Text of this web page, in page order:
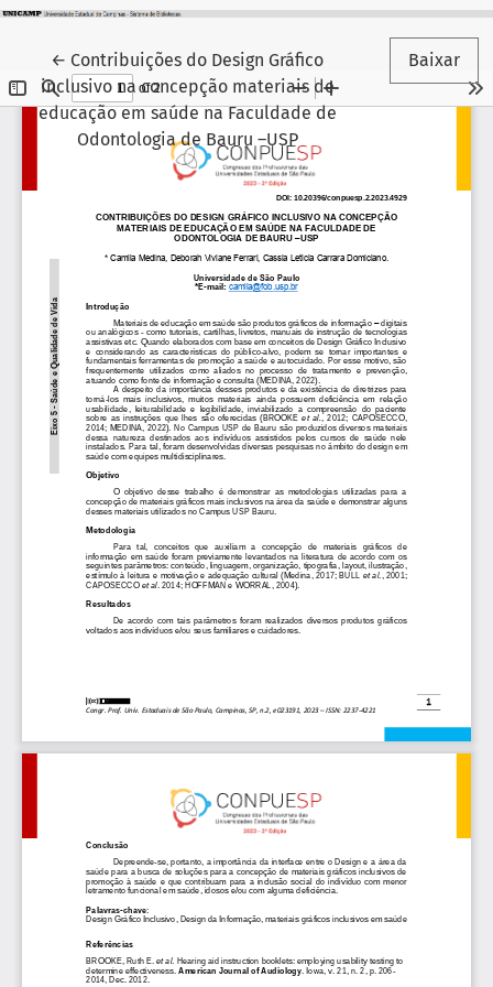
← Voltar aos Detalhes do Artigo
Contribuições do Design Gráfico
inclusivo na concepção materiais de
educação em saúde na Faculdade de
Odontologia de Bauru –USP
Baixar